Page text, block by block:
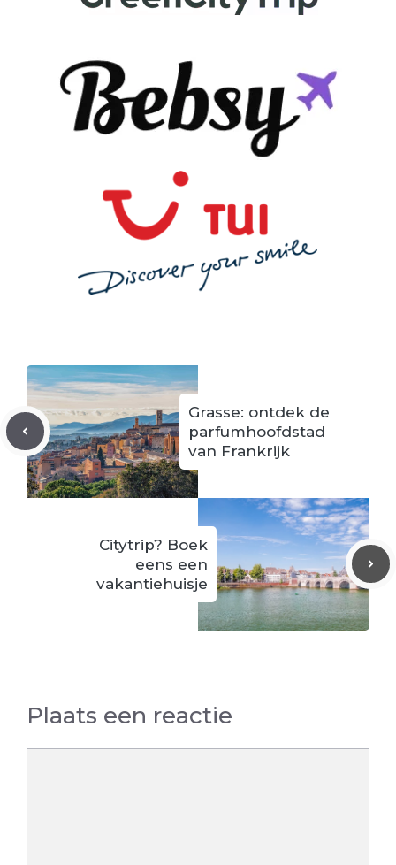
Grasse: ontdek de
parfumhoofdstad
van Frankrijk
Citytrip? Boek
eens een
vakantiehuisje
Plaats een reactie